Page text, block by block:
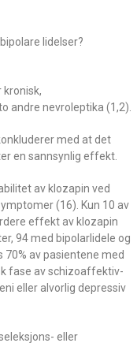
lidelser?
kronisk,
andre nevroleptika (1,2).
med at det
en sannsynlig effekt.
av klozapin ved
(16). Kun 10 av
effekt av klozapin
94 med bipolarlidele og
av pasientene med
fase av schizoaffektiv-
eller alvorlig depressiv
eller